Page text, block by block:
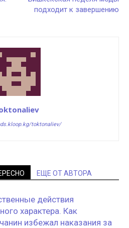
подходит к завершению
toktonaliev/
ЕЩЕ ОТ АВТОРА
действия
характера. Как
избежал наказания за